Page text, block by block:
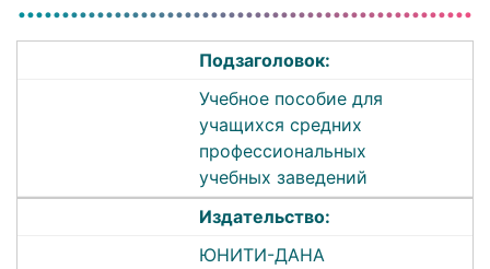
Подзаголовок:
Учебное пособие для
учащихся средних
профессиональных
учебных заведений
Издательство:
ЮНИТИ-ДАНА